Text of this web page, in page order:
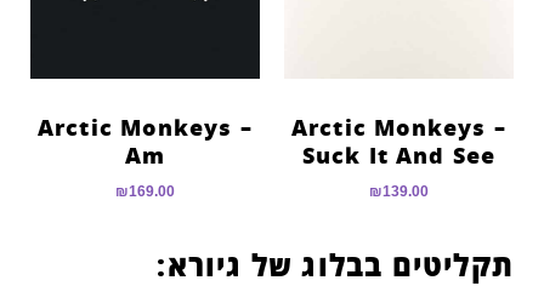
Arctic Monkeys –
Suck It And See
₪139.00
Arctic Monkeys –
Am
₪169.00
תקליטים בבלוג של גיורא: